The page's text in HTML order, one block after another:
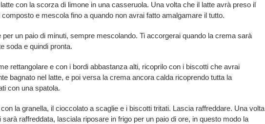
con la scorza di limone in una casseruola. Una volta che il latte avrà preso il
composto e mescola fino a quando non avrai fatto amalgamare il tutto.
per un paio di minuti, sempre mescolando. Ti accorgerai quando la crema sarà
soda e quindi pronta.
rettangolare e con i bordi abbastanza alti, ricoprilo con i biscotti che avrai
bagnato nel latte, e poi versa la crema ancora calda ricoprendo tutta la
con una spatola.
la granella, il cioccolato a scaglie e i biscotti tritati. Lascia raffreddare. Una volta
raffreddata, lasciala riposare in frigo per un paio di ore, in questo modo la